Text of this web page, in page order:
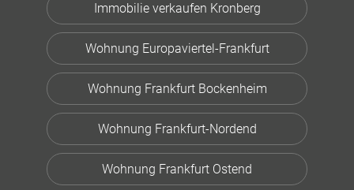
Immobilie verkaufen Kronberg
Wohnung Europaviertel-Frankfurt
Wohnung Frankfurt Bockenheim
Wohnung Frankfurt-Nordend
Wohnung Frankfurt Ostend